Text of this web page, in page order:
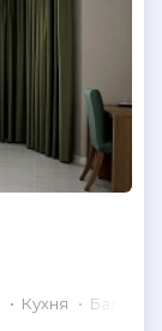
Кухня
Балкон